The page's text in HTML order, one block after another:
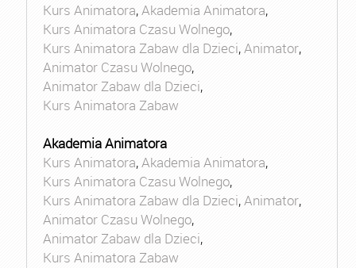
Kurs Animatora,Akademia Animatora,
Kurs Animatora Czasu Wolnego,
Kurs Animatora Zabaw dla Dzieci,Animator,
Animator Czasu Wolnego,
Animator Zabaw dla Dzieci,
Kurs Animatora Zabaw
Akademia Animatora
Kurs Animatora,Akademia Animatora,
Kurs Animatora Czasu Wolnego,
Kurs Animatora Zabaw dla Dzieci,Animator,
Animator Czasu Wolnego,
Animator Zabaw dla Dzieci,
Kurs Animatora Zabaw